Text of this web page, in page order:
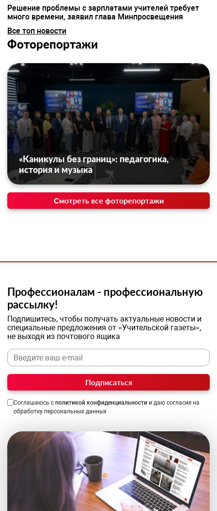
Решение проблемы с зарплатами учителей требует
много времени, заявил глава Минпросвещения
Все топ новости
Фоторепортажи
«Каникулы без границ»: педагогика,
история и музыка
Смотреть все фоторепортажи
Профессионалам - профессиональную
рассылку!
Подпишитесь, чтобы получать актуальные новости и
специальные предложения от «Учительской газеты»,
не выходя из почтового ящика
Подписаться
Соглашаюсь с политикой конфиденциальности и даю согласие на
обработку персональных данных